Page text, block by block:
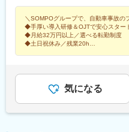
駅、玉名駅、人吉温泉駅
県)、日田駅、宇佐駅、別
駅、宮崎駅、油津駅、小林
島県)、志布志駅、枕崎駅
桐生駅、高田馬場駅、入
前駅、千歳船橋駅、立川
江田駅(神奈川県)、新丸子
駅、桜町駅(長野県)、電気
地」を決定します■北海道
田・青森・山形・宮城・岩
城・栃木・群馬・山梨・新
奈川・千葉・埼玉）■中部
岡・石川・富山・福井）■
良・和歌山・兵庫）■中国
（福岡・佐賀・長崎・熊
域限定原則「主たる勤務
から公共交通機関で90分以
＼SOMPOグループで、自動車事故の
◆手厚い導入研修＆OJTで安心スター
◆月給32万円以上／選べる転勤制度
◆土日祝休み／残業20h
気になる